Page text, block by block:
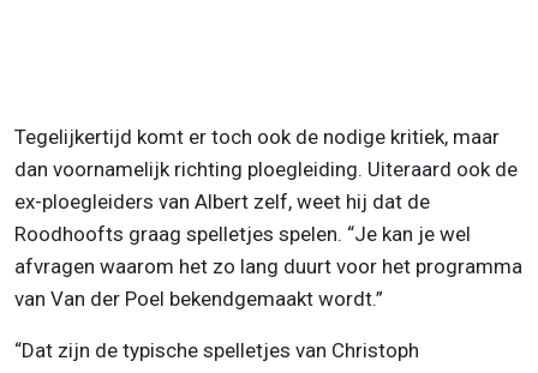
Tegelijkertijd komt er toch ook de nodige kritiek, maar
dan voornamelijk richting ploegleiding. Uiteraard ook de
ex-ploegleiders van Albert zelf, weet hij dat de
Roodhoofts graag spelletjes spelen. “Je kan je wel
afvragen waarom het zo lang duurt voor het programma
van Van der Poel bekendgemaakt wordt.”
“Dat zijn de typische spelletjes van Christoph